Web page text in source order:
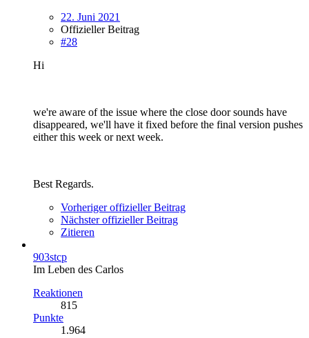
22. Juni 2021
Offizieller Beitrag
#28
Hi
we're aware of the issue where the close door sounds have
disappeared, we'll have it fixed before the final version pushes
either this week or next week.
Best Regards.
Vorheriger offizieller Beitrag
Nächster offizieller Beitrag
Zitieren
903stcp
Im Leben des Carlos
Reaktionen
815
Punkte
1.964